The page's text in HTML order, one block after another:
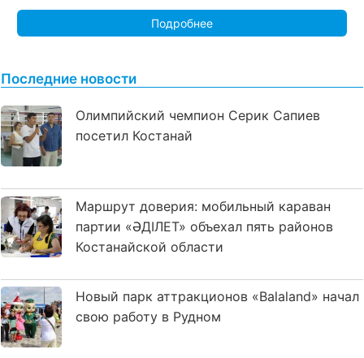
Подробнее
Последние новости
Олимпийский чемпион Серик Сапиев
посетил Костанай
Маршрут доверия: мобильный караван
партии «ӘДІЛЕТ» объехал пять районов
Костанайской области
Новый парк аттракционов «Balaland» начал
свою работу в Рудном